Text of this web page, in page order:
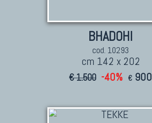
BHADOHI
cod. 10293
cm 142 x 202
€ 1.500 -40% € 900